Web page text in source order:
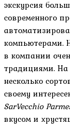
экскурсия
современного
компьютерами.
в компании
традициями. На
несколько
своему
SarVecchio
вкусом и